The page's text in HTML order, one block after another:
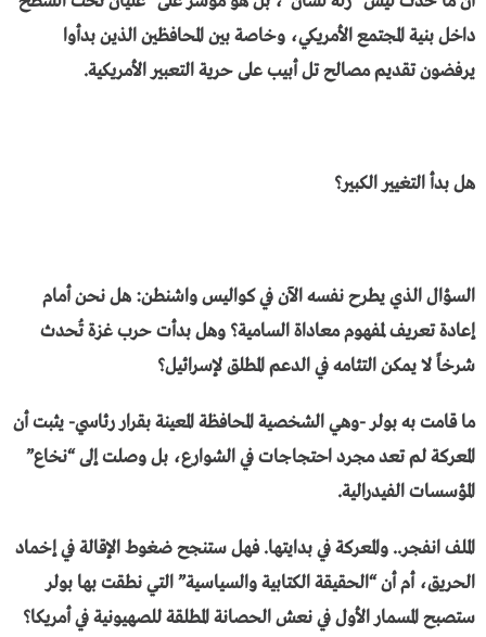
داخل بنية المجتمع الأمريكي، وخاصة بين المحافظين الذين بدأوا
يرفضون تقديم مصالح تل أبيب على حرية التعبير الأمريكية.
​هل بدأ التغيير الكبير؟
​السؤال الذي يطرح نفسه الآن في كواليس واشنطن: هل نحن أمام
إعادة تعريف لمفهوم معاداة السامية؟ وهل بدأت حرب غزة تُحدث
شرخاً لا يمكن التئامه في الدعم المطلق لإسرائيل؟
​ما قامت به بولر -وهي الشخصية المحافظة المعينة بقرار رئاسي- يثبت أن
المعركة لم تعد مجرد احتجاجات في الشوارع، بل وصلت إلى “نخاع”
المؤسسات الفيدرالية.
​الملف انفجر.. والمعركة في بدايتها. فهل ستنجح ضغوط الإقالة في إخماد
الحريق، أم أن “الحقيقة الكتابية والسياسية” التي نطقت بها بولر
ستصبح المسمار الأول في نعش الحصانة المطلقة للصهيونية في أمريكا؟